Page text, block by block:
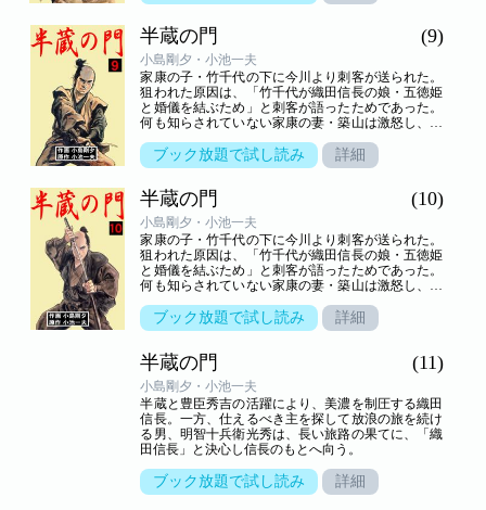
半蔵の門 (9)
小島剛夕・小池一夫
家康の子・竹千代の下に今川より刺客が送られた。
狙われた原因は、「竹千代が織田信長の娘・五徳姫
と婚儀を結ぶため」と刺客が語ったためであった。
何も知らされていない家康の妻・築山は激怒し、婚
ブック放題で試し読み 詳細
半蔵の門 (10)
小島剛夕・小池一夫
家康の子・竹千代の下に今川より刺客が送られた。
狙われた原因は、「竹千代が織田信長の娘・五徳姫
と婚儀を結ぶため」と刺客が語ったためであった。
何も知らされていない家康の妻・築山は激怒し、婚
夕の天才コンビの戦国歴史ロマン！ 戦国時代から
江戸時代初期にかけて、徳川家康とその右腕となっ
と友情の痛快物語。１９７８～１９９２年「週刊現
代」（講談社）連載。ちなみに、江戸城（現在の皇
居）にある門のひとつである半蔵門は、この門を警
固した服部正成・正就父子の通称「半蔵」に由来す
る。
ブック放題で試し読み 詳細
半蔵の門 (11)
小島剛夕・小池一夫
半蔵と豊臣秀吉の活躍により、美濃を制圧する織田
信長。一方、仕えるべき主を探して放浪の旅を続け
る男、明智十兵衛光秀は、長い旅路の果てに、「織
田信長」と決心し信長のもとへ向う。
ブック放題で試し読み 詳細